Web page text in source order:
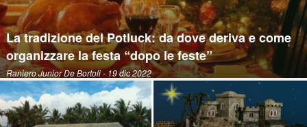
La tradizione del Potluck: da dove deriva e come
organizzare la festa “dopo le feste”
Raniero Junior De Bortoli- 19 dic 2022